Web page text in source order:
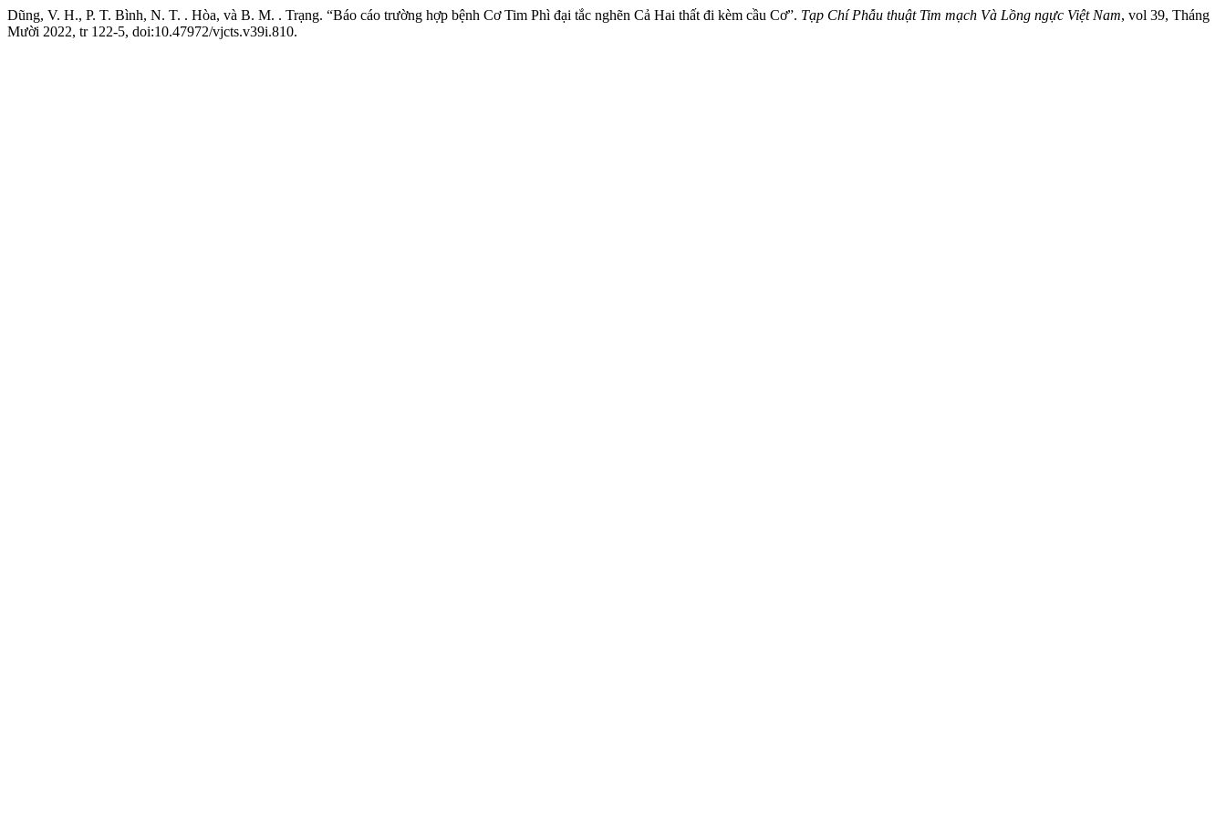
Dũng, V. H., P. T. Bình, N. T. . Hòa, và B. M. . Trạng. “Báo cáo trường hợp bệnh Cơ Tim Phì đại tắc nghẽn Cả Hai thất đi kèm cầu Cơ”. Tạp Chí Phẫu thuật Tim mạch Và Lồng ngực Việt Nam, vol 39, Tháng
Mười 2022, tr 122-5, doi:10.47972/vjcts.v39i.810.